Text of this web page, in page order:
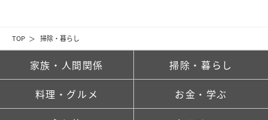
TOP 掃除・暮らし
家族・人間関係 掃除・暮らし
料理・グルメ お金・学ぶ